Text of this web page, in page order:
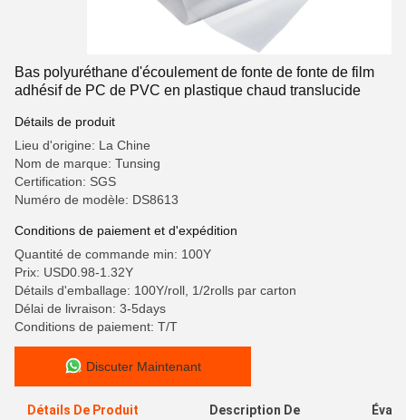
Bas polyuréthane d'écoulement de fonte de fonte de film
adhésif de PC de PVC en plastique chaud translucide
Détails de produit
Lieu d'origine: La Chine
Nom de marque: Tunsing
Certification: SGS
Numéro de modèle: DS8613
Conditions de paiement et d'expédition
Quantité de commande min: 100Y
Prix: USD0.98-1.32Y
Détails d'emballage: 100Y/roll, 1/2rolls par carton
Délai de livraison: 3-5days
Conditions de paiement: T/T
Discuter Maintenant
Détails De Produit
Description De